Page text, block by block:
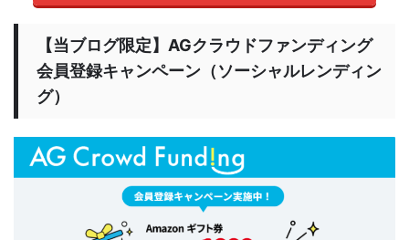
【当ブログ限定】AGクラウドファンディング
会員登録キャンペーン（ソーシャルレンディン
グ）